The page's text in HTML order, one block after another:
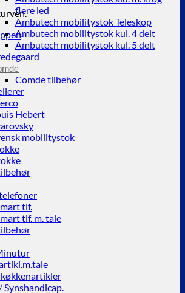
flere led
Ambutech mobilitystok Teleskop
Ambutech mobilitystok kul. 4 delt
Ambutech mobilitystok kul. 5 delt
Comde tilbehør
Hebert
mobilitystok
tlf.
tlf. m. tale